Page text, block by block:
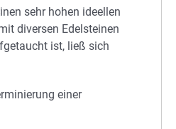
sehr hohen ideellen
diversen Edelsteinen
ist, ließ sich
einer